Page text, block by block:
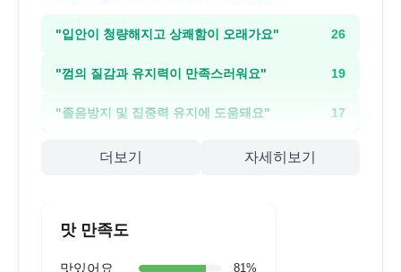
"입안이 청량해지고 상쾌함이 오래가요" 26
"껌의 질감과 유지력이 만족스러워요" 19
"졸음방지 및 집중력 유지에 도움돼요" 17
더보기 자세히보기
맛 만족도
맛있어요 81%